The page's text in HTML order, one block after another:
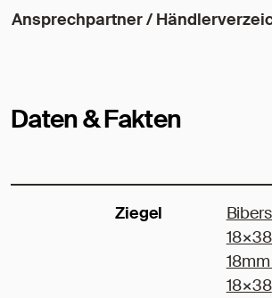
Ansprechpartner /
Daten & Fakten
Ziegel
18×38